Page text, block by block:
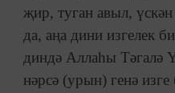
җир, туган авыл,
да, аңа дини изгелек
диндә Аллаһы Тәгалә
нәрсә (урын) генә изге